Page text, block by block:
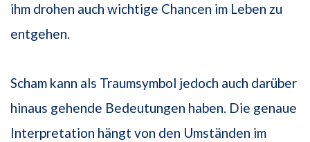
ihm drohen auch wichtige Chancen im Leben zu
entgehen.
Scham kann als Traumsymbol jedoch auch darüber
hinaus gehende Bedeutungen haben. Die genaue
Interpretation hängt von den Umständen im